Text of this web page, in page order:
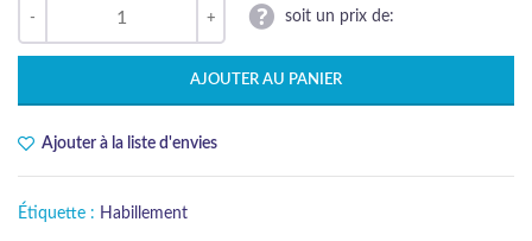
soit un prix de:
AJOUTER AU PANIER
Ajouter à la liste d'envies
Étiquette : Habillement